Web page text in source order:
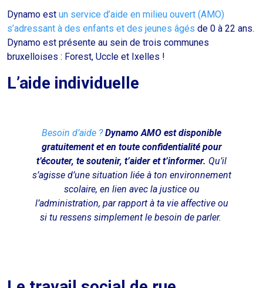
Dynamo est un service d’aide en milieu ouvert (AMO)
s’adressant à des enfants et des jeunes âgés de 0 à 22 ans.
Dynamo est présente au sein de trois communes
bruxelloises : Forest, Uccle et Ixelles !
L’aide individuelle
Besoin d’aide ? Dynamo AMO est disponible
gratuitement et en toute confidentialité pour
t’écouter, te soutenir, t’aider et t’informer. Qu’il
s’agisse d’une situation liée à ton environnement
scolaire, en lien avec la justice ou
l’administration, par rapport à ta vie affective ou
si tu ressens simplement le besoin de parler.